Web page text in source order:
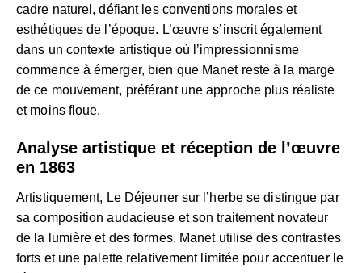
cadre naturel, défiant les conventions morales et
esthétiques de l’époque. L’œuvre s’inscrit également
dans un contexte artistique où l’impressionnisme
commence à émerger, bien que Manet reste à la marge
de ce mouvement, préférant une approche plus réaliste
et moins floue.
Analyse artistique et réception de l’œuvre
en 1863
Artistiquement, Le Déjeuner sur l’herbe se distingue par
sa composition audacieuse et son traitement novateur
de la lumière et des formes. Manet utilise des contrastes
forts et une palette relativement limitée pour accentuer le